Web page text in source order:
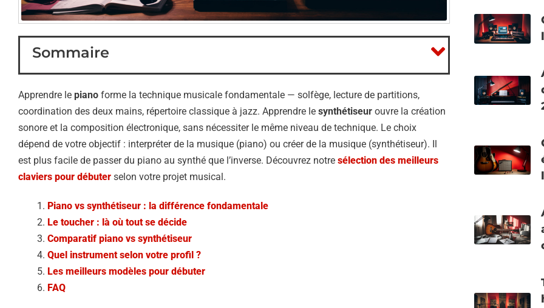
Sommaire
Apprendre le piano forme la technique musicale fondamentale — solfège, lecture de partitions,
coordination des deux mains, répertoire classique à jazz. Apprendre le synthétiseur ouvre la création
sonore et la composition électronique, sans nécessiter le même niveau de technique. Le choix
dépend de votre objectif : interpréter de la musique (piano) ou créer de la musique (synthétiseur). Il
est plus facile de passer du piano au synthé que l’inverse. Découvrez notre sélection des meilleurs
claviers pour débuter selon votre projet musical.
Piano vs synthétiseur : la différence fondamentale
Le toucher : là où tout se décide
Comparatif piano vs synthétiseur
Quel instrument selon votre profil ?
Les meilleurs modèles pour débuter
FAQ